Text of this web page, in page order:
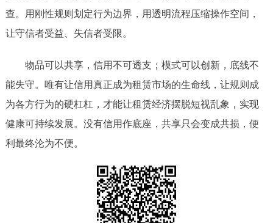
查。用刚性规则划定行为边界，用透明流程压缩操作空间，
让守信者受益、失信者受限。
物品可以共享，信用不可透支；模式可以创新，底线不
能失守。唯有让信用真正成为租赁市场的生命线，让规则成
为各方行为的硬杠杠，才能让租赁经济摆脱短视乱象，实现
健康可持续发展。没有信用作底座，共享只会变成共损，便
利最终沦为不便。